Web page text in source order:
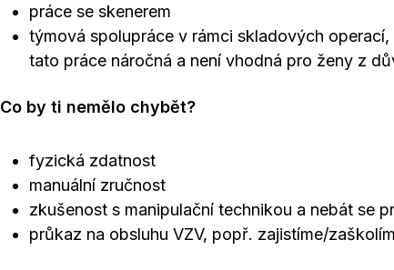
práce se skenerem
týmová spolupráce v rámci skladových
tato práce náročná a není vhodná pro ženy z
Co by ti nemělo chybět?
fyzická zdatnost
manuální zručnost
zkušenost s manipulační technikou a nebát se
průkaz na obsluhu VZV, popř. zajistíme/